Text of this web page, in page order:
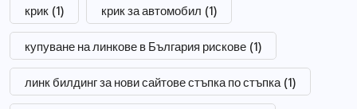
крик (1) крик за автомобил (1)
купуване на линкове в България рискове (1)
линк билдинг за нови сайтове стъпка по стъпка (1)